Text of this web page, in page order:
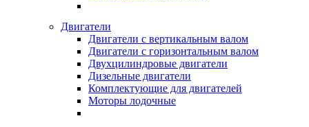
Двигатели
Двигатели с вертикальным валом
Двигатели с горизонтальным валом
Двухцилиндровые двигатели
Дизельные двигатели
Комплектующие для двигателей
Моторы лодочные